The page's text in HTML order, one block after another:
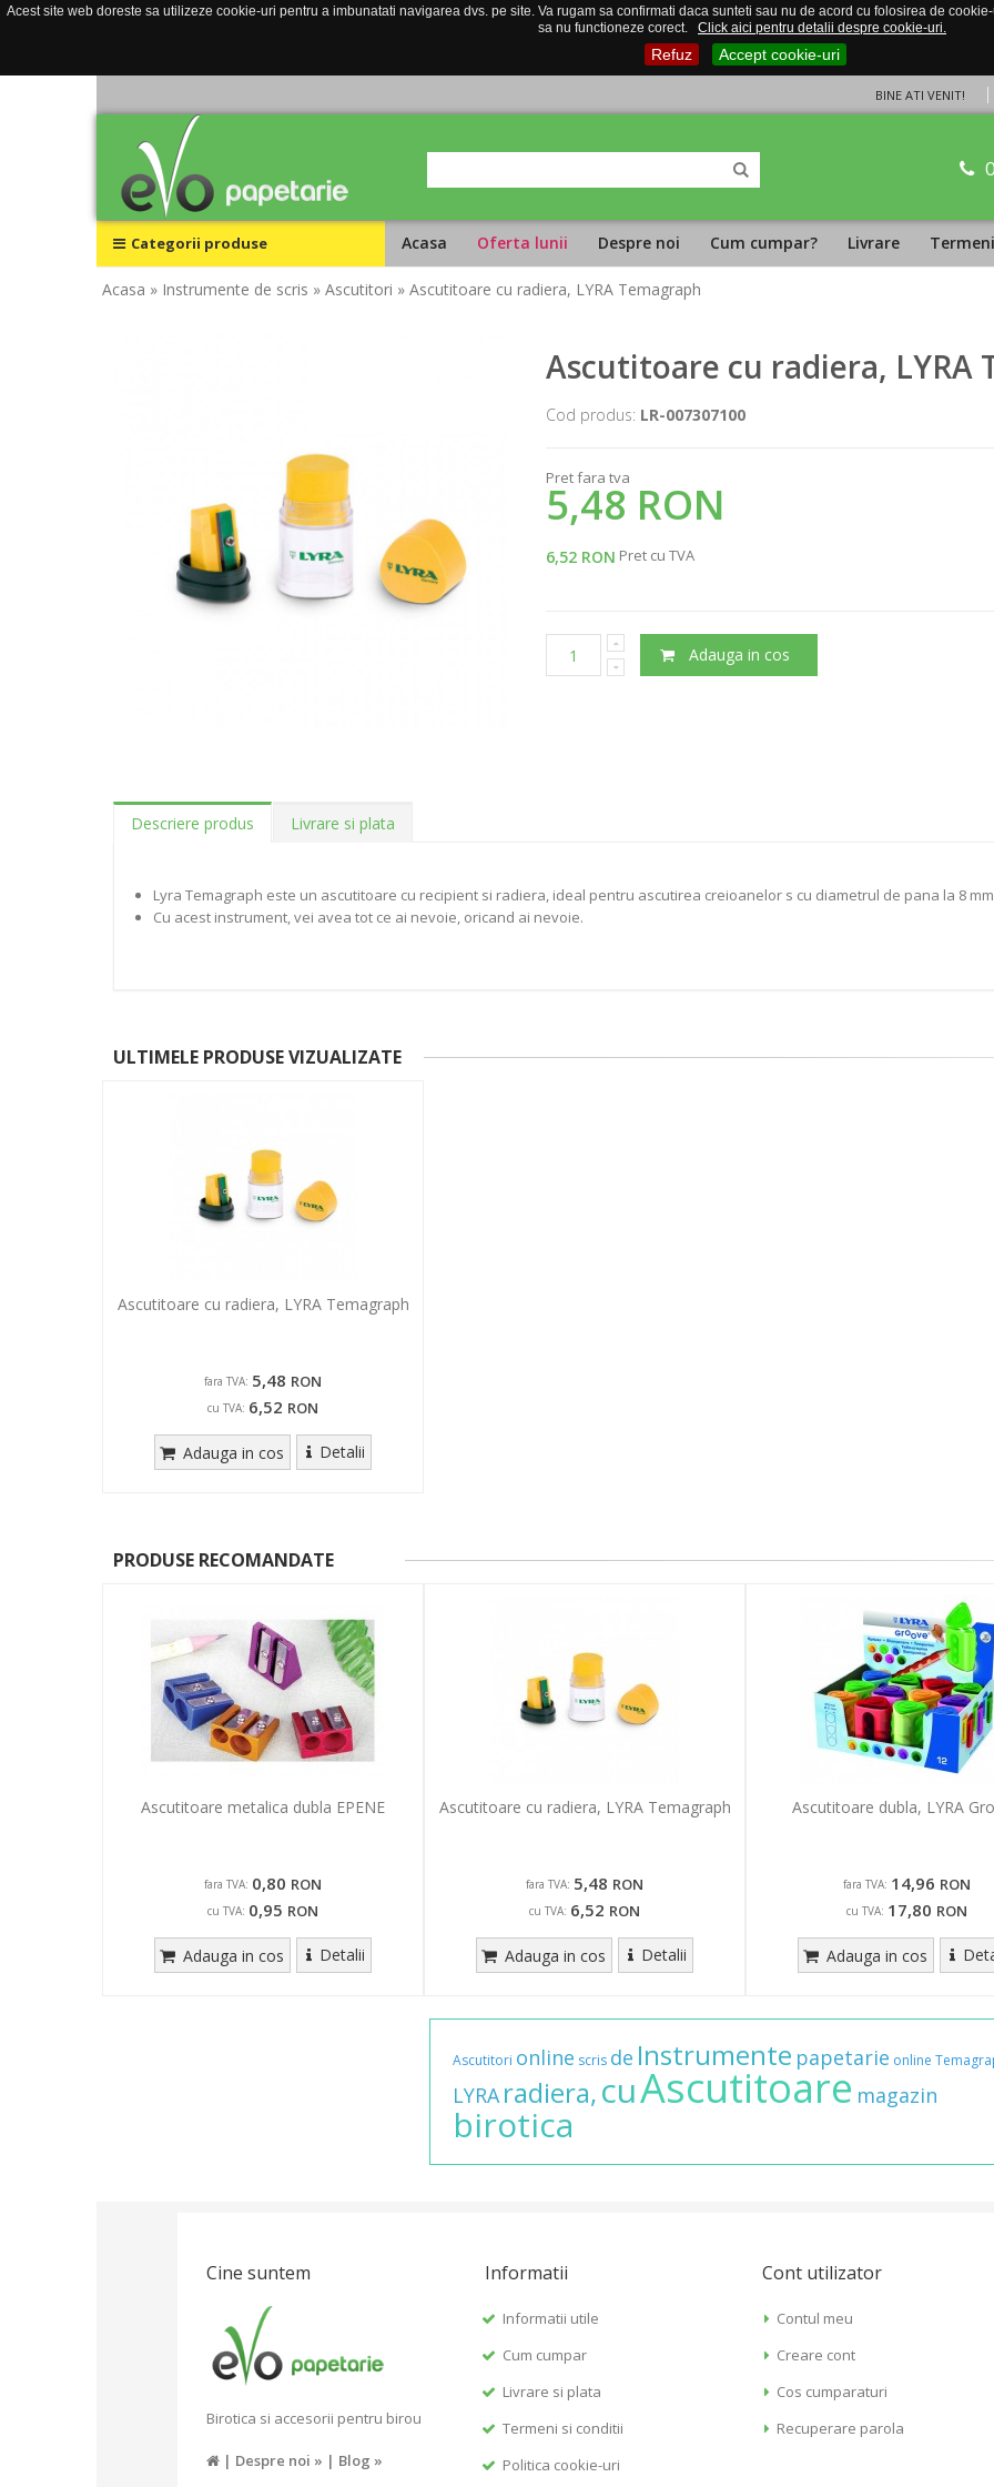
Acest site web doreste sa utilizeze cookie-uri pentru a imbunatati navigarea dvs. pe site. Va rugam sa confirmati daca sunteti sau nu de acord cu folosirea de
sa nu functioneze corect.
Click aici pentru detalii despre cookie-uri.
Refuz Accept cookie-uri
BINE ATI VENIT!
Categorii produse Acasa Oferta lunii Despre noi Cum cumpar? Livrare
Acasa » Instrumente de scris » Ascutitori » Ascutitoare cu radiera, LYRA Temagraph
Ascutitoare cu radiera, LYRA
Cod produs: LR-007307100
Pret fara tva
5,48 RON
6,52 RON Pret cu TVA
Adauga in cos
Descriere produs Livrare si plata
Lyra Temagraph este un ascutitoare cu recipient si radiera, ideal pentru ascutirea creioanelor s cu diametrul de pana la 8
Cu acest instrument, vei avea tot ce ai nevoie, oricand ai nevoie.
ULTIMELE PRODUSE VIZUALIZATE
Ascutitoare cu radiera, LYRA Temagraph
fara TVA: 5,48 RON
cu TVA: 6,52 RON
Adauga in cos Detalii
PRODUSE RECOMANDATE
Ascutitoare metalica dubla EPENE
fara TVA: 0,80 RON
cu TVA: 0,95 RON
Adauga in cos Detalii
Ascutitoare cu radiera, LYRA Temagraph
fara TVA: 5,48 RON
cu TVA: 6,52 RON
Adauga in cos Detalii
Ascutitoare dubla, LYRA
fara TVA: 14,96 RON
cu TVA: 17,80 RON
Adauga in cos
Ascutitori online scris de Instrumente papetarie online
LYRA radiera,cuAscutitoare magazin
birotica
Cine suntem
Birotica si accesorii pentru birou
| Despre noi » | Blog »
Informatii
Informatii utile
Cum cumpar
Livrare si plata
Termeni si conditii
Politica cookie-uri
Cont utilizator
Contul meu
Creare cont
Cos cumparaturi
Recuperare parola